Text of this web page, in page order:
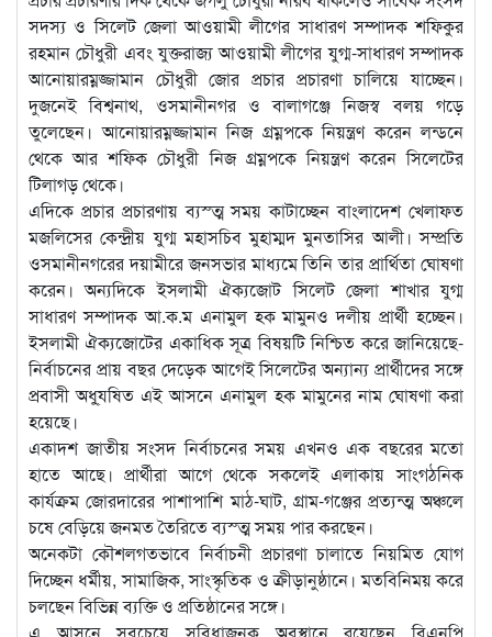
সদস্য ও সিলেট জেলা আওয়ামী লীগের সাধারণ সম্পাদক শফিকুর
রহমান চৌধুরী এবং যুক্তরাজ্য আওয়ামী লীগের যুগ্ম-সাধারণ সম্পাদক
আনোয়ারম্নজ্জামান চৌধুরী জোর প্রচার প্রচারণা চালিয়ে যাচ্ছেন।
দুজনেই বিশ্বনাথ, ওসমানীনগর ও বালাগঞ্জে নিজস্ব বলয় গড়ে
তুলেছেন। আনোয়ারম্নজ্জামান নিজ গ্রম্নপকে নিয়ন্ত্রণ করেন লন্ডনে
থেকে আর শফিক চৌধুরী নিজ গ্রম্নপকে নিয়ন্ত্রণ করেন সিলেটের
টিলাগড় থেকে।
এদিকে প্রচার প্রচারণায় ব্যস্ত্ম সময় কাটাচ্ছেন বাংলাদেশ খেলাফত
মজলিসের কেন্দ্রীয় যুগ্ম মহাসচিব মুহাম্মদ মুনতাসির আলী। সম্প্রতি
ওসমানীনগরের দয়ামীরে জনসভার মাধ্যমে তিনি তার প্রার্থিতা ঘোষণা
করেন। অন্যদিকে ইসলামী ঐক্যজোট সিলেট জেলা শাখার যুগ্ম
সাধারণ সম্পাদক আ.ক.ম এনামুল হক মামুনও দলীয় প্রার্থী হচ্ছেন।
ইসলামী ঐক্যজোটের একাধিক সূত্র বিষয়টি নিশ্চিত করে জানিয়েছে-
নির্বাচনের প্রায় বছর দেড়েক আগেই সিলেটের অন্যান্য প্রার্থীদের সঙ্গে
প্রবাসী অধু্যষিত এই আসনে এনামুল হক মামুনের নাম ঘোষণা করা
হয়েছে।
একাদশ জাতীয় সংসদ নির্বাচনের সময় এখনও এক বছরের মতো
হাতে আছে। প্রার্থীরা আগে থেকে সকলেই এলাকায় সাংগঠনিক
কার্যক্রম জোরদারের পাশাপাশি মাঠ-ঘাট, গ্রাম-গঞ্জের প্রত্যন্ত্ম অঞ্চলে
চষে বেড়িয়ে জনমত তৈরিতে ব্যস্ত্ম সময় পার করছেন।
অনেকটা কৌশলগতভাবে নির্বাচনী প্রচারণা চালাতে নিয়মিত যোগ
দিচ্ছেন ধর্মীয়, সামাজিক, সাংস্কৃতিক ও ক্রীড়ানুষ্ঠানে। মতবিনিময় করে
চলছেন বিভিন্ন ব্যক্তি ও প্রতিষ্ঠানের সঙ্গে।